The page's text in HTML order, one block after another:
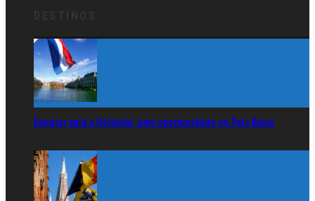
Emigrar para a Holanda: uma oportunidade no País Baixo